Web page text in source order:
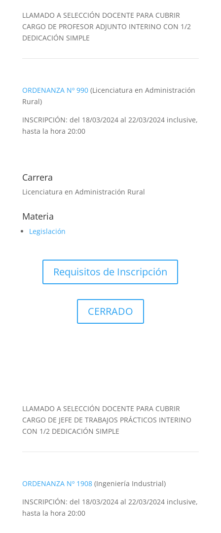
LLAMADO A SELECCIÓN DOCENTE PARA CUBRIR
CARGO DE PROFESOR ADJUNTO INTERINO CON 1/2
DEDICACIÓN SIMPLE
ORDENANZA Nº 990(Licenciatura en Administración
Rural)
INSCRIPCIÓN: del 18/03/2024 al 22/03/2024 inclusive,
hasta la hora 20:00
Carrera
Licenciatura en Administración Rural
Materia
Legislación
Requisitos de Inscripción
CERRADO
LLAMADO A SELECCIÓN DOCENTE PARA CUBRIR
CARGO DE JEFE DE TRABAJOS PRÁCTICOS INTERINO
CON 1/2 DEDICACIÓN SIMPLE
ORDENANZA Nº 1908(Ingeniería Industrial)
INSCRIPCIÓN: del 18/03/2024 al 22/03/2024 inclusive,
hasta la hora 20:00